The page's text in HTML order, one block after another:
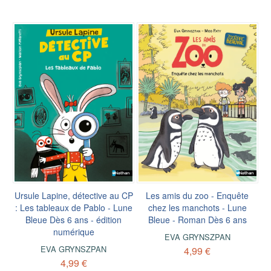
Ursule Lapine, détective au CP
: Les tableaux de Pablo - Lune
Bleue Dès 6 ans - édition
numérique
EVA GRYNSZPAN
4,99 €
Les amis du zoo - Enquête
chez les manchots - Lune
Bleue - Roman Dès 6 ans
EVA GRYNSZPAN
4,99 €